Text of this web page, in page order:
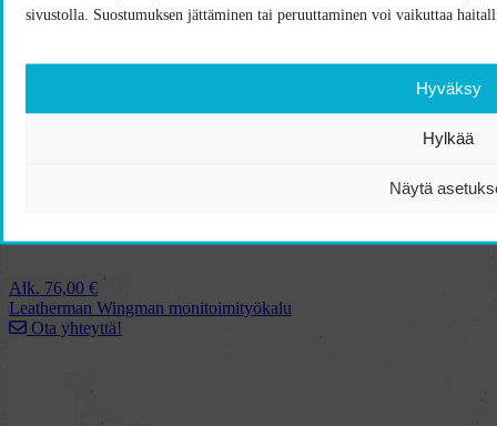
sivustolla. Suostumuksen jättäminen tai peruuttaminen voi vaikuttaa
Hyväksy
Hylkää
Näytä
Alk. 76,00 €
Leatherman Wingman monitoimityökalu
Ota yhteyttä!